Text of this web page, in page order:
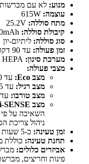
מנוע: לא עם מברשות BLDC דיגיטלי
עוצמה:
מתח סוללה:
קיבולת סוללה:
סוג סוללה: ליתיום-יון
זמן פעולה: עד 90 דקות
מערכת סינון:
מצבי פעולה:
מצב Eco:
עד 90 דקות
מצב רגיל: עד 45 דקות
מצב טורבו: עד 25 דקות
מצב i-SENSE:
השאיבה על פי
ניהול צריכת
זמן טעינה: כ-5 שעות
תחנת טעינה: כוללת
אביזרים כלולים:
פינות וחריצים,